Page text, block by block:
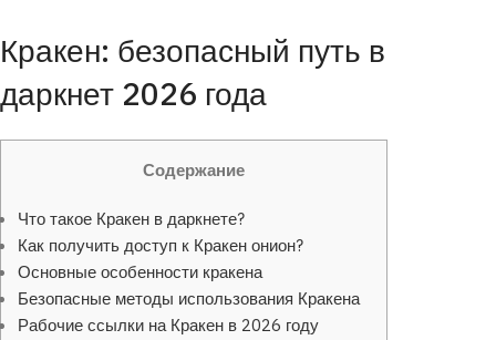
Кракен: безопасный путь в
даркнет 2026 года
Содержание
Что такое Кракен в даркнете?
Как получить доступ к Кракен онион?
Основные особенности кракена
Безопасные методы использования Кракена
Рабочие ссылки на Кракен в 2026 году